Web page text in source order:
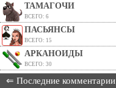
ТАМАГОЧИ
ВСЕГО: 6
ПАСЬЯНСЫ
ВСЕГО: 15
АРКАНОИДЫ
ВСЕГО: 30
⇐ Последние комментарии